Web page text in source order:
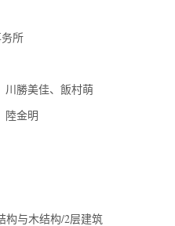
所
川勝美佳、飯村萌
陸金明
构与木结构/2层建筑